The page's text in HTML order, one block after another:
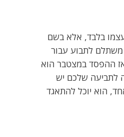
עצמו בלבד, אלא בשם
משתלם לתבוע עבור
ההפסד במצטבר הוא
לתביעה שלכם יש
הוא יוכל להתאגד